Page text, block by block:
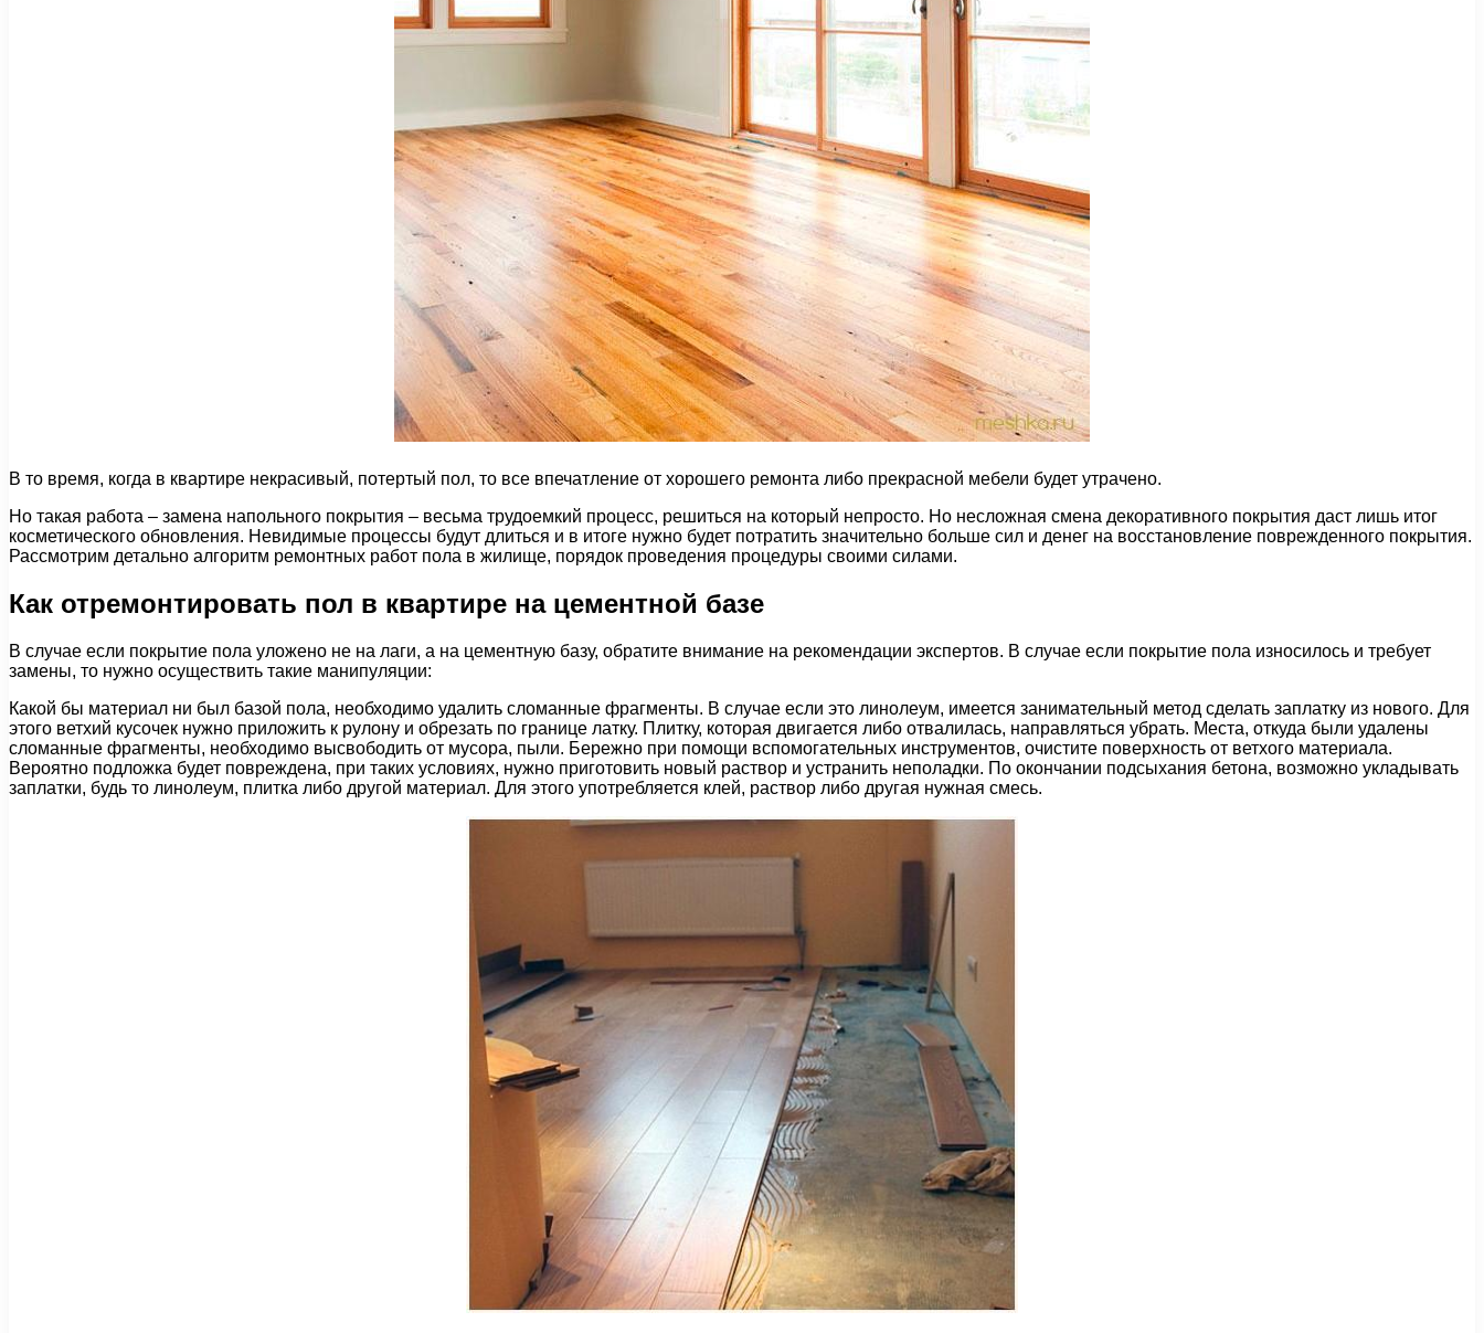
В то время, когда в квартире некрасивый, потертый пол, то все впечатление от хорошего ремонта либо прекрасной мебели будет утрачено.
Но такая работа – замена напольного покрытия – весьма трудоемкий процесс, решиться на который непросто. Но несложная смена декоративного покрытия даст лишь итог
косметического обновления. Невидимые процессы будут длиться и в итоге нужно будет потратить значительно больше сил и денег на восстановление поврежденного покрытия.
Рассмотрим детально алгоритм ремонтных работ пола в жилище, порядок проведения процедуры своими силами.
Как отремонтировать пол в квартире на цементной базе
В случае если покрытие пола уложено не на лаги, а на цементную базу, обратите внимание на рекомендации экспертов. В случае если покрытие пола износилось и требует
замены, то нужно осуществить такие манипуляции:
Какой бы материал ни был базой пола, необходимо удалить сломанные фрагменты. В случае если это линолеум, имеется занимательный метод сделать заплатку из нового. Для
этого ветхий кусочек нужно приложить к рулону и обрезать по границе латку. Плитку, которая двигается либо отвалилась, направляться убрать. Места, откуда были удалены
сломанные фрагменты, необходимо высвободить от мусора, пыли. Бережно при помощи вспомогательных инструментов, очистите поверхность от ветхого материала.
Вероятно подложка будет повреждена, при таких условиях, нужно приготовить новый раствор и устранить неполадки. По окончании подсыхания бетона, возможно укладывать
заплатки, будь то линолеум, плитка либо другой материал. Для этого употребляется клей, раствор либо другая нужная смесь.